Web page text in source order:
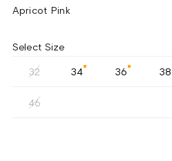
Apricot Pink
Select Size
32 34 36 38
46